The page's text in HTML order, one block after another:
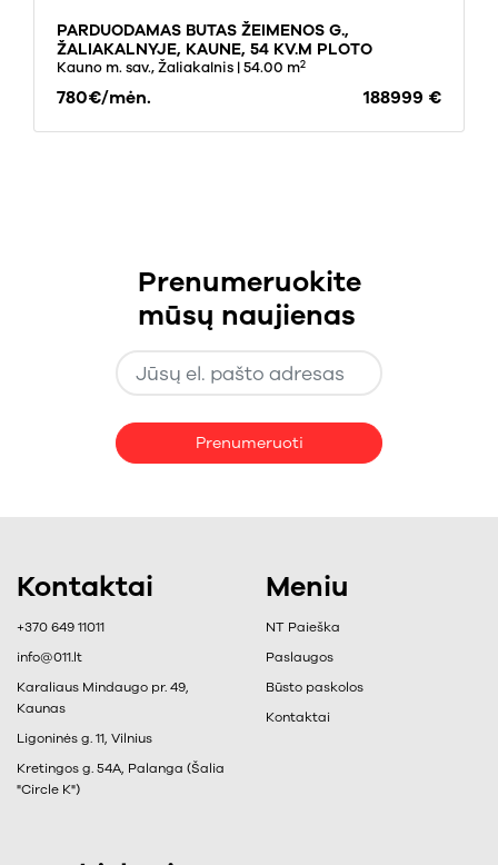
PARDUODAMAS BUTAS ŽEIMENOS G.,
ŽALIAKALNYJE, KAUNE, 54 KV.M PLOTO
Kauno m. sav., Žaliakalnis | 54.00 m2
780€/mėn. 188999 €
Kontaktai
+370 649 11011
info@011.lt
Karaliaus Mindaugo pr. 49,
Kaunas
Ligoninės g. 11, Vilnius
Kretingos g. 54A, Palanga (Šalia
"Circle K")
Meniu
NT Paieška
Paslaugos
Būsto paskolos
Kontaktai
Prenumeruokite
mūsų naujienas
Prenumeruoti